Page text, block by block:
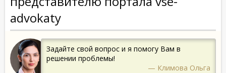
advokaty
Задайте свой вопрос и я помогу Вам в
решении проблемы!
— Климова Ольга